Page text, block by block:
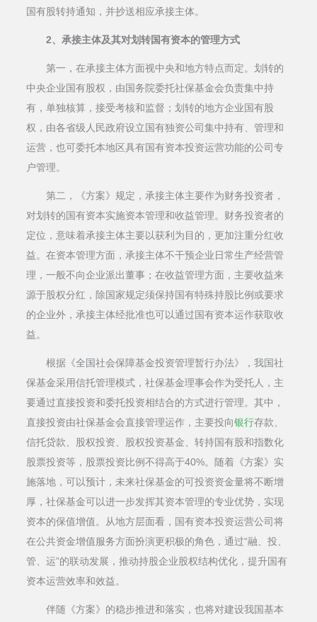
国有股转持通知，并抄送相应承接主体。
2、承接主体及其对划转国有资本的管理方式
第一，在承接主体方面视中央和地方特点而定。划转的
中央企业国有股权，由国务院委托社保基金会负责集中持
有，单独核算，接受考核和监督；划转的地方企业国有股
权，由各省级人民政府设立国有独资公司集中持有、管理和
运营，也可委托本地区具有国有资本投资运营功能的公司专
户管理。
第二，《方案》规定，承接主体主要作为财务投资者，
对划转的国有资本实施资本管理和收益管理。财务投资者的
定位，意味着承接主体主要以获利为目的，更加注重分红收
益。在资本管理方面，承接主体不干预企业日常生产经营管
理，一般不向企业派出董事；在收益管理方面，主要收益来
源于股权分红，除国家规定须保持国有特殊持股比例或要求
的企业外，承接主体经批准也可以通过国有资本运作获取收
益。
根据《全国社会保障基金投资管理暂行办法》，我国社
保基金采用信托管理模式，社保基金理事会作为受托人，主
要通过直接投资和委托投资相结合的方式进行管理。其中，
直接投资由社保基金会直接管理运作，主要投向银行存款、
信托贷款、股权投资、股权投资基金、转持国有股和指数化
股票投资等，股票投资比例不得高于40%。随着《方案》实
施落地，可以预计，未来社保基金的可投资资金量将不断增
厚，社保基金可以进一步发挥其资本管理的专业优势，实现
资本的保值增值。从地方层面看，国有资本投资运营公司将
在公共资金增值服务方面扮演更积极的角色，通过“融、投、
管、运”的联动发展，推动持股企业股权结构优化，提升国有
资本运营效率和效益。
伴随《方案》的稳步推进和落实，也将对建设我国基本